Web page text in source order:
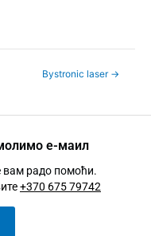
Bystronic laser →
е-маил
радо помоћи.
+370 675 79742